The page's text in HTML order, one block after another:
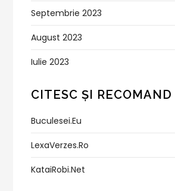
Septembrie 2023
August 2023
Iulie 2023
CITESC ȘI RECOMAND
Buculesei.eu
LexaVerzes.ro
KataiRobi.net